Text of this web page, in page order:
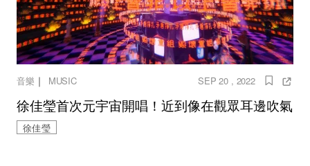
音樂 ｜ MUSIC SEP 20 , 2022
徐佳瑩首次元宇宙開唱！近到像在觀眾耳邊吹氣
徐佳瑩